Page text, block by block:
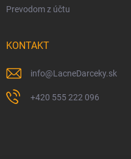
Prevodom z účtu
KONTAKT
info@LacneDarceky.sk
+420 555 222 096